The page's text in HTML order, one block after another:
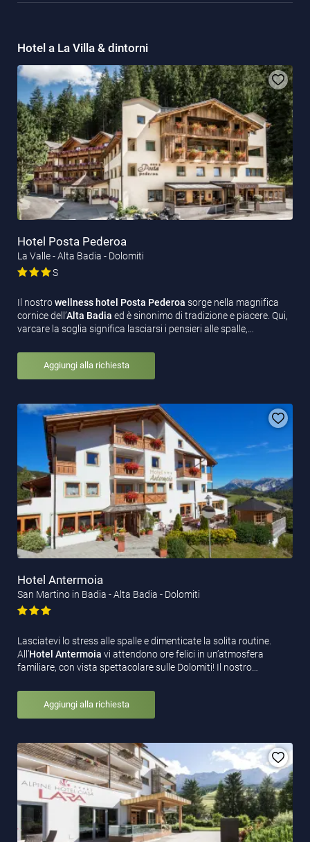
Hotel a La Villa & dintorni
Hotel Posta Pederoa
La Valle - Alta Badia - Dolomiti
S
Il nostrowellness hotel Posta Pederoa sorge nella magnifica
cornice dell’Alta Badia ed è sinonimo di tradizione e piacere. Qui,
varcare la soglia significa lasciarsi i pensieri alle spalle,…
Aggiungi alla richiesta
Hotel Antermoia
San Martino in Badia - Alta Badia - Dolomiti
Lasciatevi lo stress alle spalle e dimenticate la solita routine.
All’Hotel Antermoia vi attendono ore felici in un’atmosfera
familiare, con vista spettacolare sulle Dolomiti! Il nostro…
Aggiungi alla richiesta